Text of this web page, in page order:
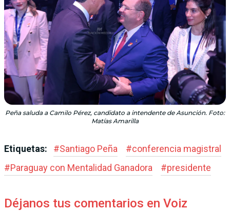
Peña saluda a Camilo Pérez, candidato a intendente de Asunción. Foto:
Matías Amarilla
Etiquetas: #Santiago Peña #conferencia magistral
#Paraguay con Mentalidad Ganadora #presidente
Déjanos tus comentarios en Voiz